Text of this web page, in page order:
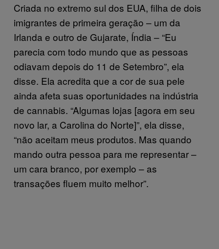
Criada no extremo sul dos EUA, filha de dois
imigrantes de primeira geração – um da
Irlanda e outro de Gujarate, Índia – “Eu
parecia com todo mundo que as pessoas
odiavam depois do 11 de Setembro”, ela
disse. Ela acredita que a cor de sua pele
ainda afeta suas oportunidades na indústria
de cannabis. “Algumas lojas [agora em seu
novo lar, a Carolina do Norte]”, ela disse,
“não aceitam meus produtos. Mas quando
mando outra pessoa para me representar –
um cara branco, por exemplo – as
transações fluem muito melhor”.